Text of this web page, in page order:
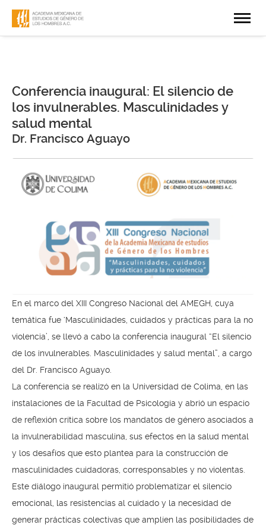
Conferencia inaugural: El silencio de
los invulnerables. Masculinidades y
salud mental
Dr. Francisco Aguayo
En el marco del XIII Congreso Nacional del AMEGH, cuya
temática fue ‘Masculinidades, cuidados y prácticas para la no
violencia’, se llevó a cabo la conferencia inaugural “El silencio
de los invulnerables. Masculinidades y salud mental”, a cargo
del Dr. Francisco Aguayo.
La conferencia se realizó en la Universidad de Colima, en las
instalaciones de la Facultad de Psicología y abrió un espacio
de reflexión crítica sobre los mandatos de género asociados a
la invulnerabilidad masculina, sus efectos en la salud mental
y los desafíos que esto plantea para la construcción de
masculinidades cuidadoras, corresponsables y no violentas.
Este diálogo inaugural permitió problematizar el silencio
emocional, las resistencias al cuidado y la necesidad de
generar prácticas colectivas que amplíen las posibilidades de